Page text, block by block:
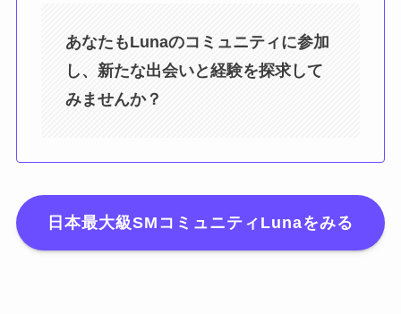
あなたもLunaのコミュニティに参加
し、新たな出会いと経験を探求して
みませんか？
日本最大級SMコミュニティLunaをみる